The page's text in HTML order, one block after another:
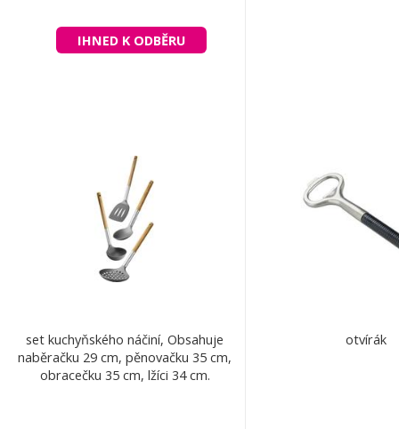
IHNED K ODBĚRU
set kuchyňského náčiní, Obsahuje
naběračku 29 cm, pěnovačku 35 cm,
obracečku 35 cm, lžíci 34 cm.
otvírák